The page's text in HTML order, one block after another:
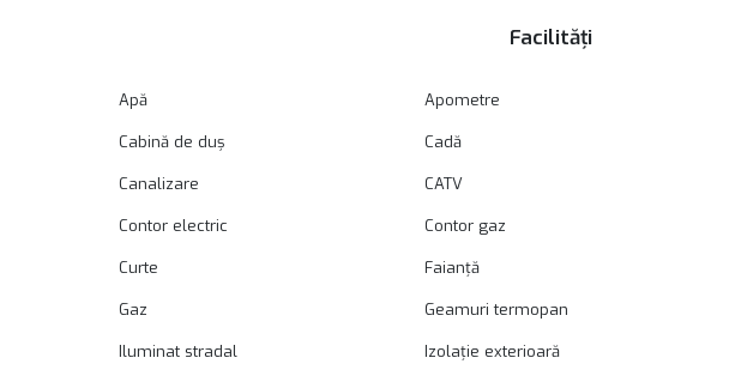
Facilități
Apă Apometre
Cabină de duș Cadă
Canalizare CATV
Contor electric Contor gaz
Curte Faianță
Gaz Geamuri termopan
Iluminat stradal Izolație exterioară